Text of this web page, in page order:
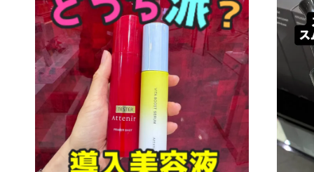
ドレスリフト